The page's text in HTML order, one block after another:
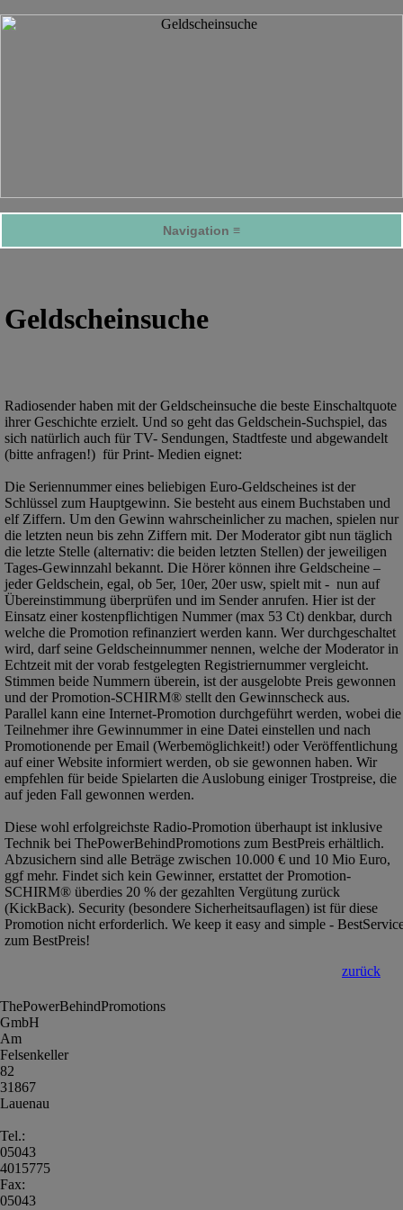
Navigation ≡
Geldscheinsuche
Radiosender haben mit der Geldscheinsuche die beste Einschaltquote
ihrer Geschichte erzielt. Und so geht das Geldschein-Suchspiel, das
sich natürlich auch für TV- Sendungen, Stadtfeste und abgewandelt
(bitte anfragen!) für Print- Medien eignet:
Die Seriennummer eines beliebigen Euro-Geldscheines ist der
Schlüssel zum Hauptgewinn. Sie besteht aus einem Buchstaben und
elf Ziffern. Um den Gewinn wahrscheinlicher zu machen, spielen nur
die letzten neun bis zehn Ziffern mit. Der Moderator gibt nun täglich
die letzte Stelle (alternativ: die beiden letzten Stellen) der jeweiligen
Tages-Gewinnzahl bekannt. Die Hörer können ihre Geldscheine –
jeder Geldschein, egal, ob 5er, 10er, 20er usw, spielt mit - nun auf
Übereinstimmung überprüfen und im Sender anrufen. Hier ist der
Einsatz einer kostenpflichtigen Nummer (max 53 Ct) denkbar, durch
welche die Promotion refinanziert werden kann. Wer durchgeschaltet
wird, darf seine Geldscheinnummer nennen, welche der Moderator in
Echtzeit mit der vorab festgelegten Registriernummer vergleicht.
Stimmen beide Nummern überein, ist der ausgelobte Preis gewonnen
und der Promotion-SCHIRM® stellt den Gewinnscheck aus.
Parallel kann eine Internet-Promotion durchgeführt werden, wobei die
Teilnehmer ihre Gewinnummer in eine Datei einstellen und nach
Promotionende per Email (Werbemöglichkeit!) oder Veröffentlichung
auf einer Website informiert werden, ob sie gewonnen haben. Wir
empfehlen für beide Spielarten die Auslobung einiger Trostpreise, die
auf jeden Fall gewonnen werden.
Diese wohl erfolgreichste Radio-Promotion überhaupt ist inklusive
Technik bei ThePowerBehindPromotions zum BestPreis erhältlich.
Abzusichern sind alle Beträge zwischen 10.000 € und 10 Mio Euro,
ggf mehr. Findet sich kein Gewinner, erstattet der Promotion-
SCHIRM® überdies 20 % der gezahlten Vergütung zurück
(KickBack). Security (besondere Sicherheitsauflagen) ist für diese
Promotion nicht erforderlich. We keep it easy and simple -
zum BestPreis!
zurück
ThePowerBehindPromotions
GmbH
Am
Felsenkeller
82
31867
Lauenau
Tel.:
05043
4015775
Fax:
05043